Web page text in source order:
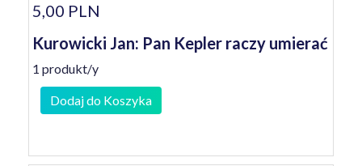
5,00 PLN
Kurowicki Jan: Pan Kepler raczy umierać
1 produkt/y
Dodaj do Koszyka